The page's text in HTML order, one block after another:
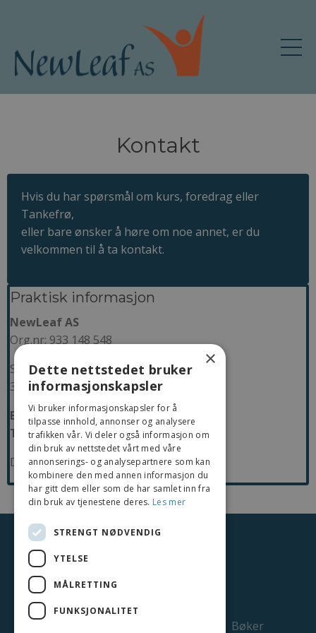
Kontakt
Hvis du har spørsmål om kurs, foredrag eller
Tankefrø,
eller bare ønsker å høre om noe annet, er du
velkommen til å ta kontakt.
Praktisk informasjon
NewLeaf AS
Org.nr: 933 148 548
Strømdaljordet 24
3727 Skien
E-post: havard@newleaf.no
Telefon:+47 40 10 99 20
Daglig leder: Håvard Lillethun
Bøker
×
Dette nettstedet bruker
informasjonskapsler
Vi bruker informasjonskapsler for å
tilpasse innhold, annonser og analysere
trafikken vår. Vi deler også informasjon om
din bruk av nettstedet vårt med våre
annonserings- og analysepartnere som kan
kombinere den med annen informasjon du
har gitt dem eller som de har samlet inn fra
din bruk av tjenestene deres. Les mer
STRENGT NØDVENDIG
YTELSE
MÅLRETTING
FUNKSJONALITET